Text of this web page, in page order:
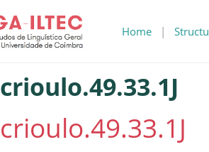
Home |
crioulo.49.33.1J
crioulo.49.33.1J